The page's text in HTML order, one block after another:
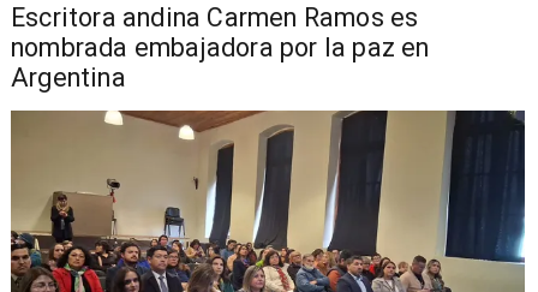
Escritora andina Carmen Ramos es
nombrada embajadora por la paz en
Argentina